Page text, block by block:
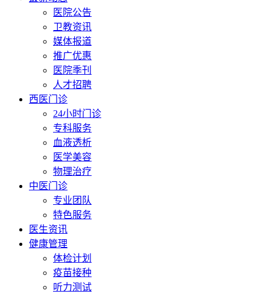
医院公告
卫教资讯
媒体报道
推广优惠
医院季刊
人才招聘
西医门诊
24小时门诊
专科服务
血液透析
医学美容
物理治疗
中医门诊
专业团队
特色服务
医生资讯
健康管理
体检计划
疫苗接种
听力测试